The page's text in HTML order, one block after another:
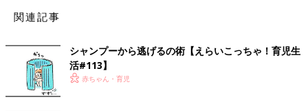
関連記事
シャンプーから逃げるの術【えらいこっちゃ！育児生
活#113】
赤ちゃん・育児